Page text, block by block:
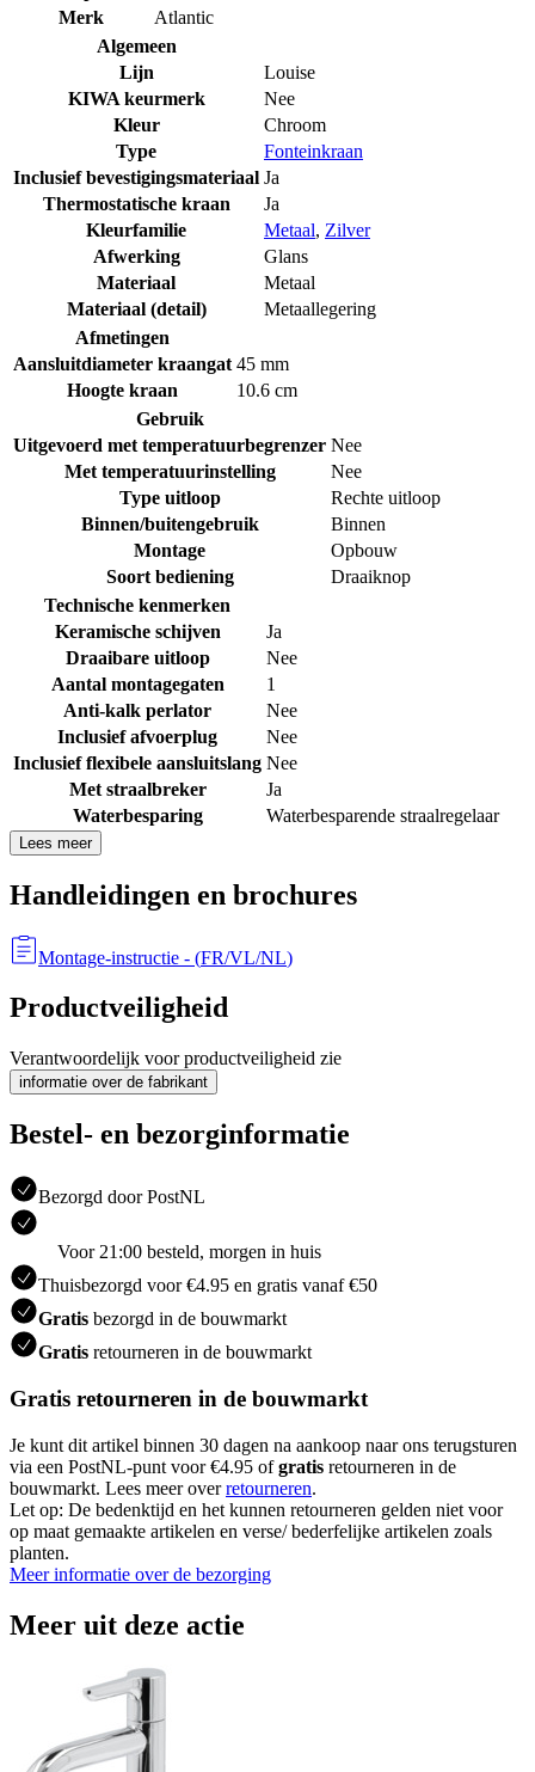
Merk
Atlantic
Algemeen
Lijn
Louise
KIWA keurmerk
Nee
Kleur
Chroom
Type
Fonteinkraan
Inclusief bevestigingsmateriaal Ja
Thermostatische kraan
Ja
Kleurfamilie
Metaal, Zilver
Afwerking
Glans
Materiaal
Metaal
Materiaal (detail)
Metaallegering
Afmetingen
Aansluitdiameter kraangat 45 mm
Hoogte kraan
10.6 cm
Gebruik
Uitgevoerd met temperatuurbegrenzer Nee
Met temperatuurinstelling
Nee
Type uitloop
Rechte uitloop
Binnen/buitengebruik
Binnen
Montage
Opbouw
Soort bediening
Draaiknop
Technische kenmerken
Keramische schijven
Ja
Draaibare uitloop
Nee
Aantal montagegaten
1
Anti-kalk perlator
Nee
Inclusief afvoerplug
Nee
Inclusief flexibele aansluitslang Nee
Met straalbreker
Ja
Waterbesparing
Waterbesparende straalregelaar
Lees meer
Handleidingen en brochures
Montage-instructie - (FR/VL/NL)
Productveiligheid
Verantwoordelijk voor productveiligheid zie
informatie over de fabrikant
Bestel- en bezorginformatie
Bezorgd door PostNL
Voor 21:00 besteld, morgen in huis
Thuisbezorgd voor €4.95 en gratis vanaf €50
Gratis bezorgd in de bouwmarkt
Gratis retourneren in de bouwmarkt
Gratis retourneren in de bouwmarkt
Je kunt dit artikel binnen 30 dagen na aankoop naar ons terugsturen
via een PostNL-punt voor €4.95 ofgratis retourneren in de
bouwmarkt. Lees meer overretourneren.
Let op: De bedenktijd en het kunnen retourneren gelden niet voor
op maat gemaakte artikelen en verse/ bederfelijke artikelen zoals
planten.
Meer informatie over de bezorging
Meer uit deze actie